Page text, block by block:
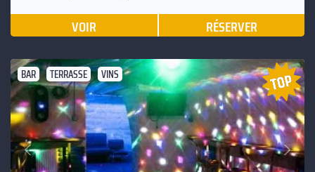
VOIR RÉSERVER
BAR TERRASSE VINS
Précédent
Suivant